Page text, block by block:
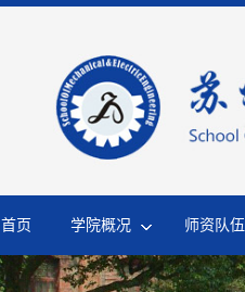
首页 学院概况 师资队伍